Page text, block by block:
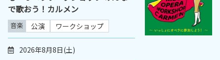
で歌おう！カルメン
音楽 公演 ワークショップ
2026年8月8日(土)